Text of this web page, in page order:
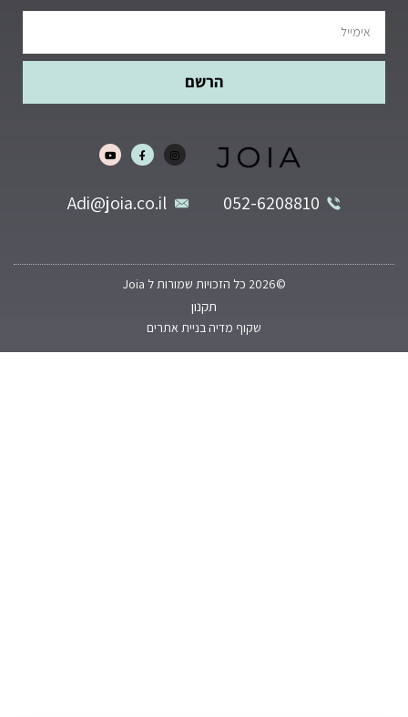
הרשם
052-6208810
Adi@joia.co.il
תקנון
שקוף מדיה בניית אתרים